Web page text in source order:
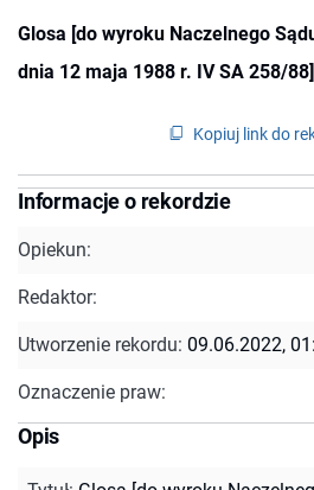
Glosa [do wyroku Naczelnego
dnia 12 maja 1988 r. IV SA 258/88]
Kopiuj link do
Informacje o rekordzie
Opiekun:
Redaktor:
Utworzenie rekordu: 09.06.2022,
Oznaczenie praw:
Opis